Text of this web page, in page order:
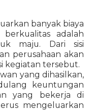
banyak biaya
adalah
maju. Dari sisi
perusahaan akan
kegiatan tersebut.
yang dihasilkan,
keuntungan
yang bekerja di
mengeluarkan